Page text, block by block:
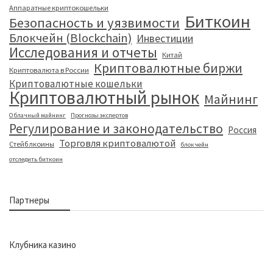
Аппаратные криптокошельки
Безопасность и уязвимости Биткоин
Блокчейн (Blockchain) Инвестиции
Исследования и отчеты
Китай
Криптовалюта в России
Криптовалютные биржи
Криптовалютные кошельки
Криптовалютный рынок Майнинг
Облачный майнинг Прогнозы экспертов
Регулирование и законодательство Россия
Стейблкоины Торговля криптовалютой
блокчейн
отследить биткоин
Партнеры
Клубника казино